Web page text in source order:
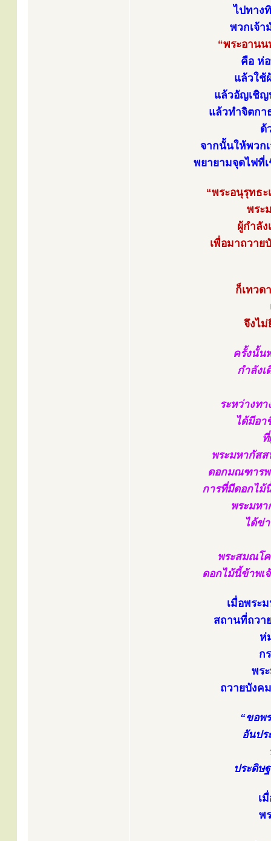
ไปทาง
พวกเจ้า
“พระอานน
คือ ห่
แล้วใช้
แล้วอัญเชิญ
แล้วทำจิตก
ด้
จากนั้นให้พวก
พยายามจุดไฟที่
“พระอนุรุทธะ
พระ
ผู้กำลัง
เพื่อมาถวาย
ก็เทวด
จึงไ
ครั้งนั้น
กำลังเ
ระหว่างท
ได้มีอ
พระมหากัส
ดอกมณฑารพ
การที่มีดอกไม้
พระมห
ได้ข่
พระสมณโ
ดอกไม้นี้ข้าพเ
เมื่อพระ
สถานที่ถวา
ห่
ก
พร
ถวายบังค
“ขอพ
อันป
ประดิษ
เ
พ